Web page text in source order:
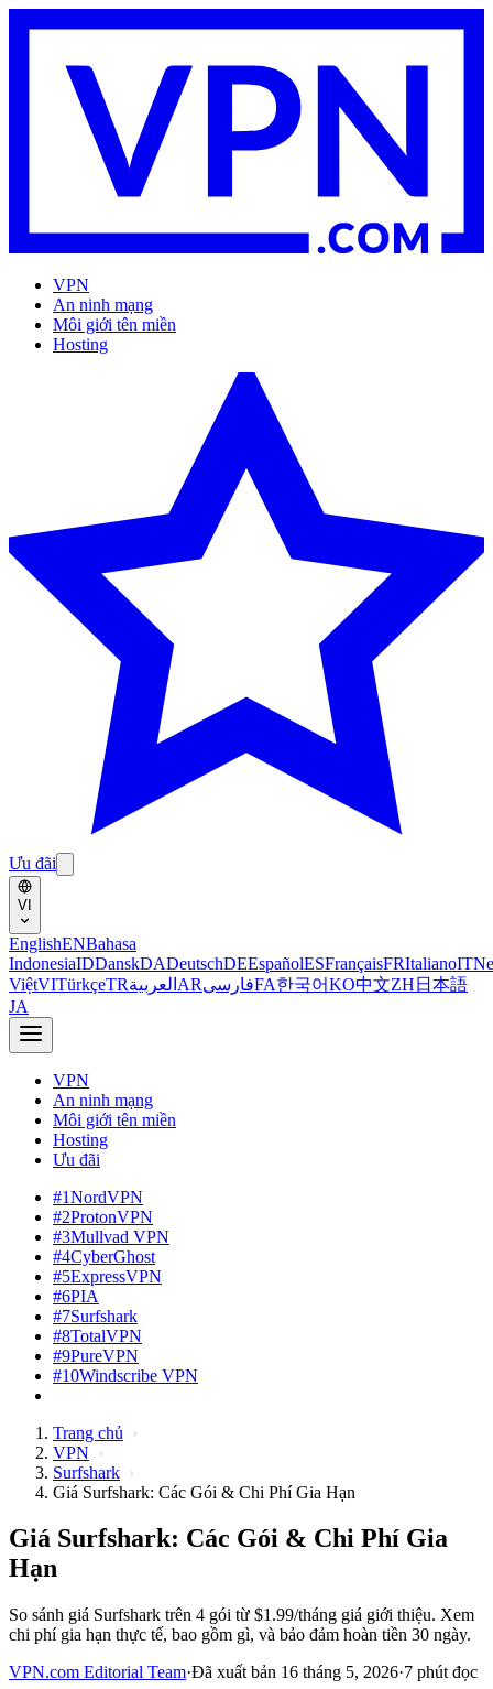
VPN
An ninh mạng
Môi giới tên miền
Hosting
Ưu đãi
VI
EnglishENBahasa
IndonesiaIDDanskDADeutschDEEspañolESFrançaisFRItalianoIT
ViệtVITürkçeTRالعربية ARفارسیFA한국어KO中文ZH 日本語
JA
VPN
An ninh mạng
Môi giới tên miền
Hosting
Ưu đãi
#1NordVPN
#2ProtonVPN
#3Mullvad VPN
#4CyberGhost
#5ExpressVPN
#6PIA
#7Surfshark
#8TotalVPN
#9PureVPN
#10Windscribe VPN
Trang chủ
VPN
Surfshark
Giá Surfshark: Các Gói & Chi Phí Gia Hạn
Giá Surfshark: Các Gói & Chi Phí Gia
Hạn
So sánh giá Surfshark trên 4 gói từ $1.99/tháng giá giới thiệu. Xem
chi phí gia hạn thực tế, bao gồm gì, và bảo đảm hoàn tiền 30 ngày.
VPN.com Editorial Team·Đã xuất bản 16 tháng 5, 2026·7 phút đọc